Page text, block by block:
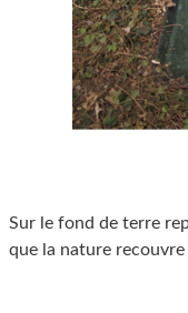
Sur le fond de terre
que la nature